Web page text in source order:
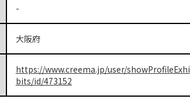
-
大阪府
https://www.creema.jp/user/showProfileExhi
bits/id/473152